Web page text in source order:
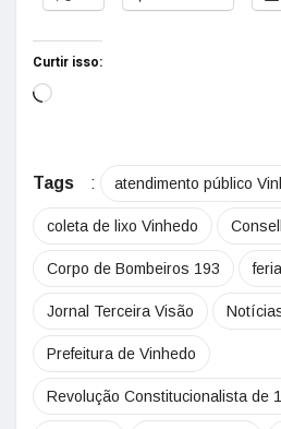
Curtir isso:
Tags : atendimento público
coleta de lixo Vinhedo
Corpo de Bombeiros 193
Jornal Terceira Visão
Prefeitura de Vinhedo
Revolução Constitucionalista de